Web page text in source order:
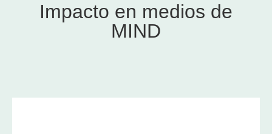
Impacto en medios de
MIND